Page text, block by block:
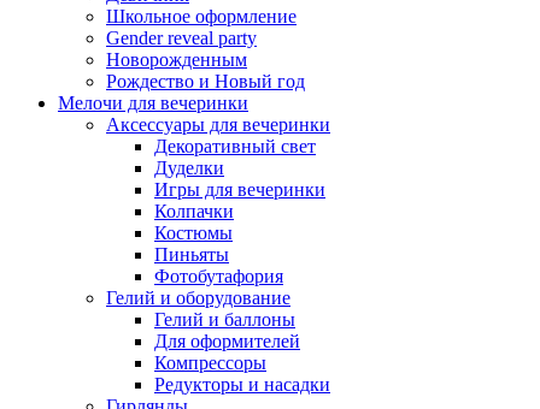
Школьное оформление
Gender reveal party
Новорожденным
Рождество и Новый год
Мелочи для вечеринки
Аксессуары для вечеринки
Декоративный свет
Дуделки
Игры для вечеринки
Колпачки
Костюмы
Пиньяты
Фотобутафория
Гелий и оборудование
Гелий и баллоны
Для оформителей
Компрессоры
Редукторы и насадки